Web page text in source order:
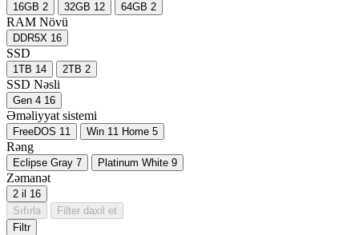
16GB 2 32GB 12 64GB 2
RAM Növü
DDR5X 16
SSD
1TB 14 2TB 2
SSD Nəsli
Gen 4 16
Əməliyyat sistemi
FreeDOS 11 Win 11 Home 5
Rəng
Eclipse Gray 7 Platinum White 9
Zəmanət
2 il 16
Sıfırla
Filter daxil et
Filtr